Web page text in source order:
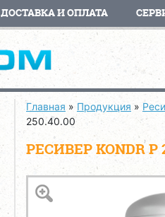
ДОСТАВКА И ОПЛАТА
Главная » Продукция »
250.40.00
РЕСИВЕР KONDR Р